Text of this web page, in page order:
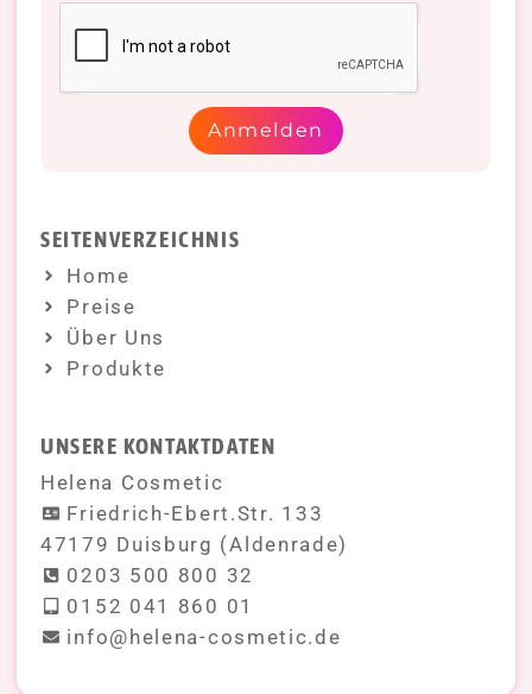
Anmelden
SEITENVERZEICHNIS
Home
Preise
Über Uns
Produkte
UNSERE KONTAKTDATEN
Helena Cosmetic
Friedrich-Ebert.Str. 133
47179 Duisburg (Aldenrade)
0203 500 800 32
0152 041 860 01
info@helena-cosmetic.de